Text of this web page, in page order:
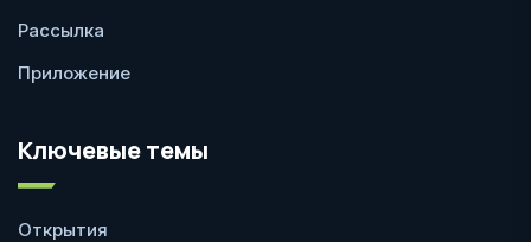
Рассылка
Приложение
Ключевые темы
Открытия